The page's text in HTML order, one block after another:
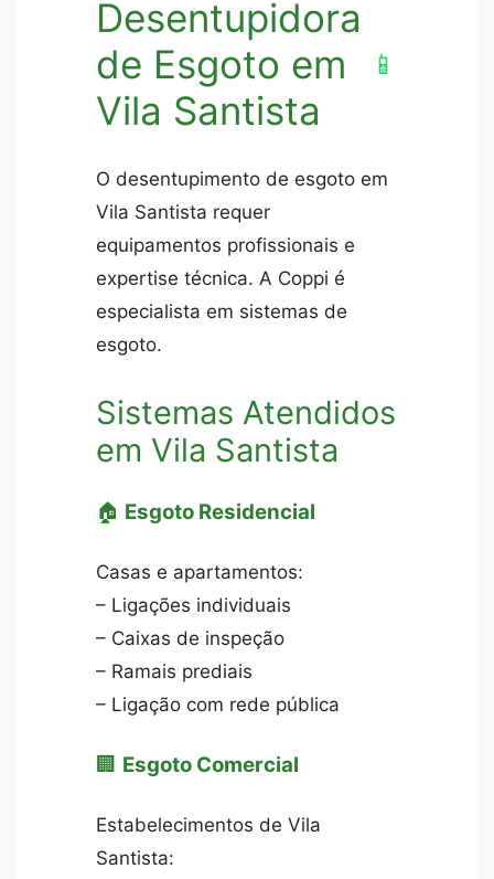
Desentupidora
de Esgoto em
Vila Santista
📱
O desentupimento de esgoto em
Vila Santista requer
equipamentos profissionais e
expertise técnica. A Coppi é
especialista em sistemas de
esgoto.
Sistemas Atendidos
em Vila Santista
🏠 Esgoto Residencial
Casas e apartamentos:
– Ligações individuais
– Caixas de inspeção
– Ramais prediais
– Ligação com rede pública
🏢 Esgoto Comercial
Estabelecimentos de Vila
Santista: